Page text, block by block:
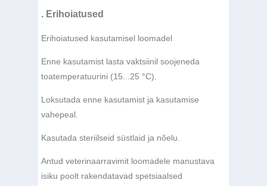
. Erihoiatused
Erihoiatused kasutamisel loomadel
Enne kasutamist lasta vaktsiinil soojeneda
toatemperatuurini (15...25 °C).
Loksutada enne kasutamist ja kasutamise
vahepeal.
Kasutada steriilseid süstlaid ja nõelu.
Antud veterinaarravimit loomadele manustava
isiku poolt rakendatavad spetsiaalsed